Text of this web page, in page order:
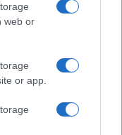
web or
or app.
la scelta di San